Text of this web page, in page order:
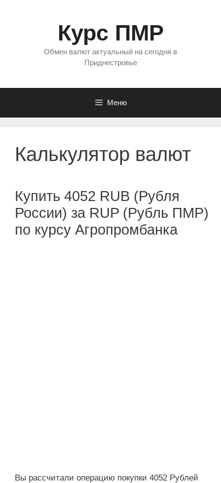
Курс ПМР
Обмен валют актуальный на сегодня в
Приднестровье
Меню
Калькулятор валют
Купить 4052 RUB (Рубля
России) за RUP (Рубль ПМР)
по курсу Агропромбанка
Вы рассчитали операцию покупки 4052 Рублей